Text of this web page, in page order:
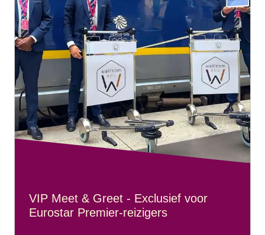
VIP Meet & Greet - Exclusief voor
Eurostar Premier-reizigers